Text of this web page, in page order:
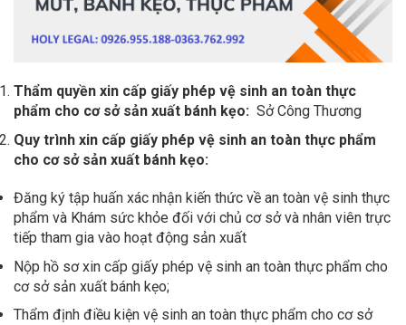
Thẩm quyền xin cấp giấy phép vệ sinh an toàn thực
phẩm cho cơ sở sản xuất bánh kẹo: Sở Công Thương
Quy trình xin cấp giấy phép vệ sinh an toàn thực phẩm
cho cơ sở sản xuất bánh kẹo:
Đăng ký tập huấn xác nhận kiến thức về an toàn vệ sinh thực
phẩm và Khám sức khỏe đối với chủ cơ sở và nhân viên trực
tiếp tham gia vào hoạt động sản xuất
Nộp hồ sơ xin cấp giấy phép vệ sinh an toàn thực phẩm cho
cơ sở sản xuất bánh kẹo;
Thẩm định điều kiện vệ sinh an toàn thực phẩm cho cơ sở